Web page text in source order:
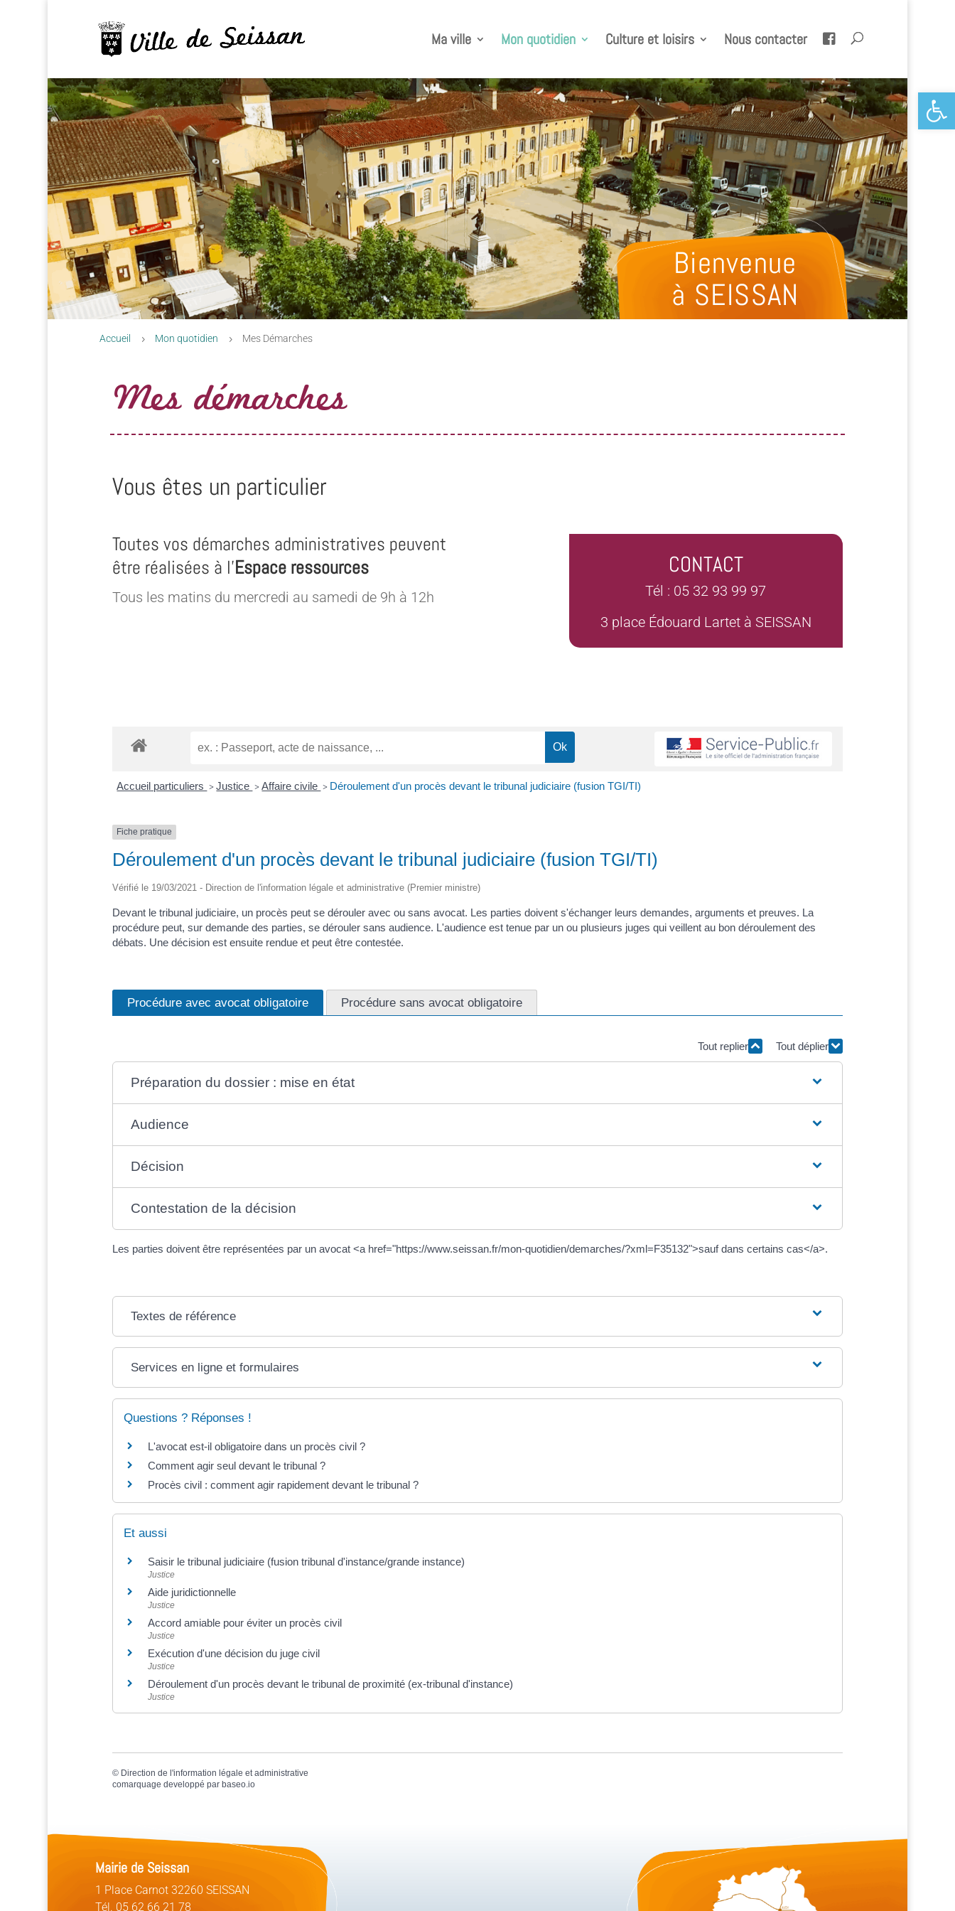
Ouvrir
Ma ville Mon quotidien Culture et loisirs Nous contacter
Bienvenue
à SEISSAN
Accueil 5 Mon quotidien 5 Mes Démarches
Mes démarches
Vous êtes un particulier
Toutes vos démarches administratives peuvent
être réalisées à l’Espace ressources
Tous les matins du mercredi au samedi de 9h à 12h
CONTACT
Tél : 05 32 93 99 97
3 place Édouard Lartet à SEISSAN
Accueil particuliers > Justice > Affaire civile > Déroulement d'un procès devant le tribunal judiciaire (fusion TGI/TI)
Fiche pratique
Déroulement d'un procès devant le tribunal judiciaire (fusion TGI/TI)
Vérifié le 19/03/2021 - Direction de l'information légale et administrative (Premier ministre)
Devant le tribunal judiciaire, un procès peut se dérouler avec ou sans avocat. Les parties doivent s'échanger leurs demandes, arguments et preuves. La
procédure peut, sur demande des parties, se dérouler sans audience. L'audience est tenue par un ou plusieurs juges qui veillent au bon déroulement des
débats. Une décision est ensuite rendue et peut être contestée.
Procédure avec avocat obligatoire Procédure sans avocat obligatoire
Tout replier Tout déplier
Préparation du dossier : mise en état
Audience
Décision
Contestation de la décision
Les parties doivent être représentées par un avocat <a href="https://www.seissan.fr/mon-quotidien/demarches/?xml=F35132">sauf dans certains cas</a>.
Textes de référence
Services en ligne et formulaires
Questions ? Réponses !
L'avocat est-il obligatoire dans un procès civil ?
Comment agir seul devant le tribunal ?
Procès civil : comment agir rapidement devant le tribunal ?
Et aussi
Saisir le tribunal judiciaire (fusion tribunal d'instance/grande instance)
Justice
Aide juridictionnelle
Justice
Accord amiable pour éviter un procès civil
Justice
Exécution d'une décision du juge civil
Justice
Déroulement d'un procès devant le tribunal de proximité (ex-tribunal d'instance)
Justice
© Direction de l'information légale et administrative
comarquage developpé par baseo.io
Mairie de Seissan
1 Place Carnot 32260 SEISSAN
Tél. 05 62 66 21 78